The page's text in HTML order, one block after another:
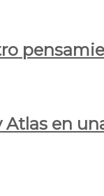
en